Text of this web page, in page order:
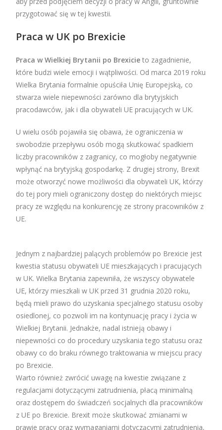
przygotować się w tej kwestii.
Praca w UK po Brexicie
Praca w Wielkiej Brytanii po Brexicie to zagadnienie,
które budzi wiele emocji i wątpliwości. Od marca 2019 roku
Wielka Brytania formalnie opuściła Unię Europejską, co
stwarza wiele niepewności zarówno dla brytyjskich
pracodawców, jak i dla obywateli UE pracujących w UK.
U wielu osób pojawiła się obawa, że ograniczenia w
swobodzie przepływu osób mogą skutkować spadkiem
liczby pracowników z zagranicy, co mogłoby negatywnie
wpłynąć na brytyjską gospodarkę. Z drugiej strony, Brexit
może otworzyć nowe możliwości dla obywateli UK, którzy
do tej pory mieli ograniczony dostęp do niektórych miejsc
pracy ze względu na konkurencję ze strony pracowników z
UE.
Jednym z najbardziej palących problemów po Brexicie jest
kwestia statusu obywateli UE mieszkających i pracujących
w UK. Wielka Brytania zapewniła, że wszyscy obywatele
UE, którzy mieszkali w UK przed 31 grudnia 2020 roku,
będą mieli prawo do uzyskania specjalnego statusu osoby
osiedlonej, co pozwoli im na kontynuację pracy i życia w
Wielkiej Brytanii. Jednakże, nadal istnieją obawy i
niepewności co do procedury uzyskania tego statusu oraz
obawy co do braku równego traktowania w miejscu pracy
po Brexicie.
Warto również zwrócić uwagę na kwestie związane z
regulacjami dotyczącymi zatrudnienia, płacą minimalną
oraz dostępem do świadczeń socjalnych dla pracowników
z UE po Brexicie. Brexit może skutkować zmianami w
prawie pracy oraz wymaganiami dotyczącymi zatrudnienia,